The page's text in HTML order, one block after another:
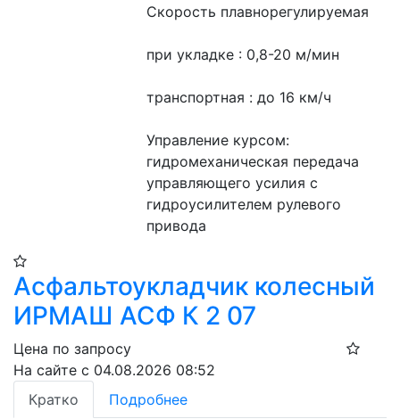
Скорость плавнорегулируемая
при укладке : 0,8-20 м/мин
транспортная : до 16 км/ч
Управление курсом:
гидромеханическая передача
управляющего усилия с
гидроусилителем рулевого
привода
Асфальтоукладчик колесный
ИРМАШ АСФ К 2 07
Цена по запросу
На сайте с 04.08.2026 08:52
Кратко
Подробнее